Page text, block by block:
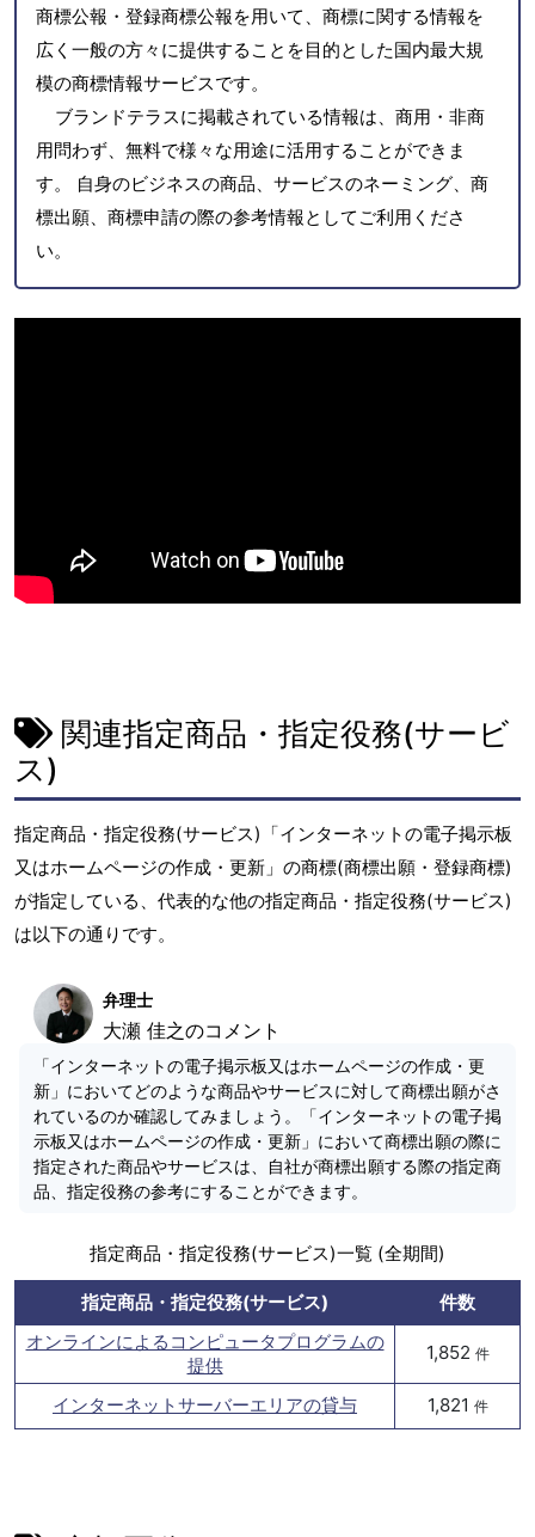
商標公報・登録商標公報を用いて、商標に関する情報を
広く一般の方々に提供することを目的とした国内最大規
模の商標情報サービスです。
ブランドテラスに掲載されている情報は、商用・非商
用問わず、無料で様々な用途に活用することができま
す。 自身のビジネスの商品、サービスのネーミング、商
標出願、商標申請の際の参考情報としてご利用くださ
い。
関連指定商品・指定役務(サービ
ス)
指定商品・指定役務(サービス)「インターネットの電子掲示板
又はホームページの作成・更新」の商標(商標出願・登録商標)
が指定している、代表的な他の指定商品・指定役務(サービス)
は以下の通りです。
弁理士
大瀬 佳之のコメント
「インターネットの電子掲示板又はホームページの作成・更
新」においてどのような商品やサービスに対して商標出願がさ
れているのか確認してみましょう。「インターネットの電子掲
示板又はホームページの作成・更新」において商標出願の際に
指定された商品やサービスは、自社が商標出願する際の指定商
品、指定役務の参考にすることができます。
指定商品・指定役務(サービス)一覧 (全期間)
指定商品・指定役務(サービス)
件数
オンラインによるコンピュータプログラムの
提供
1,852 件
インターネットサーバーエリアの貸与 1,821 件